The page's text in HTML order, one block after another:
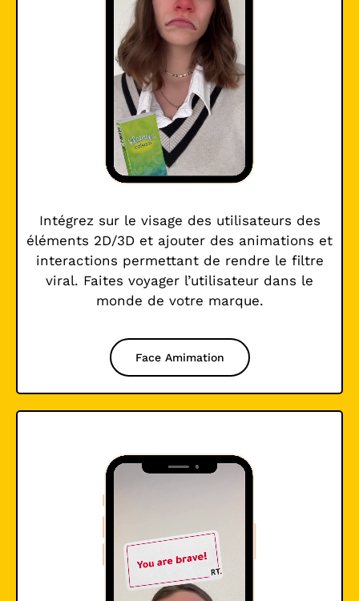
Intégrez sur le visage des utilisateurs des
éléments 2D/3D et ajouter des animations et
interactions permettant de rendre le filtre
viral. Faites voyager l’utilisateur dans le
monde de votre marque.
Face Amimation